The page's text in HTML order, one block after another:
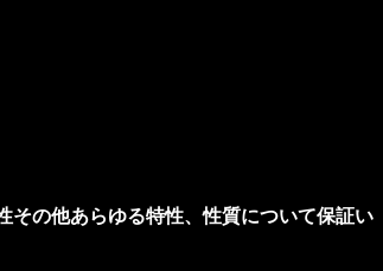
その他あらゆる特性、性質について保証い